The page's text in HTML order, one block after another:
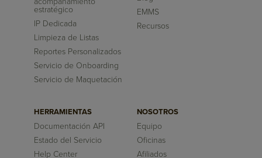
estratégico
IP Dedicada
Limpieza de Listas
Reportes Personalizados
Servicio de Onboarding
Servicio de Maquetación
EMMS
Recursos
HERRAMIENTAS
Documentación API
Estado del Servicio
Help Center
NOSOTROS
Equipo
Oficinas
Afiliados